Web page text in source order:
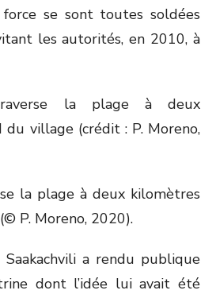
se sont toutes soldées
les autorités, en 2010, à
la plage à deux kilomètres
P. Moreno, 2020).
Saakachvili a rendu publique
dont l’idée lui avait été